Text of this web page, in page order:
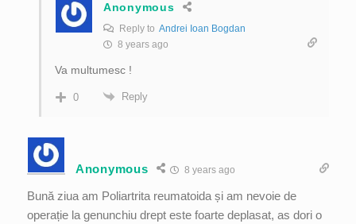
Anonymous
Reply to Andrei Ioan Bogdan
8 years ago
Va multumesc !
0 Reply
Anonymous 8 years ago
Bună ziua am Poliartrita reumatoida și am nevoie de
operație la genunchiu drept este foarte deplasat, as dori o